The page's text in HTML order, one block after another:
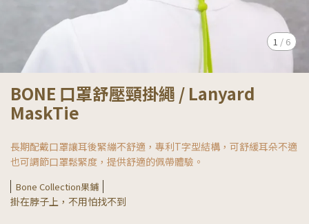
1 / 6
BONE 口罩舒壓頸掛繩 / Lanyard
MaskTie
長期配戴口罩讓耳後緊繃不舒適，專利T字型結構，可舒緩耳朵不適
也可調節口罩鬆緊度，提供舒適的佩帶體驗。
Bone Collection果鋪
掛在脖子上，不用怕找不到